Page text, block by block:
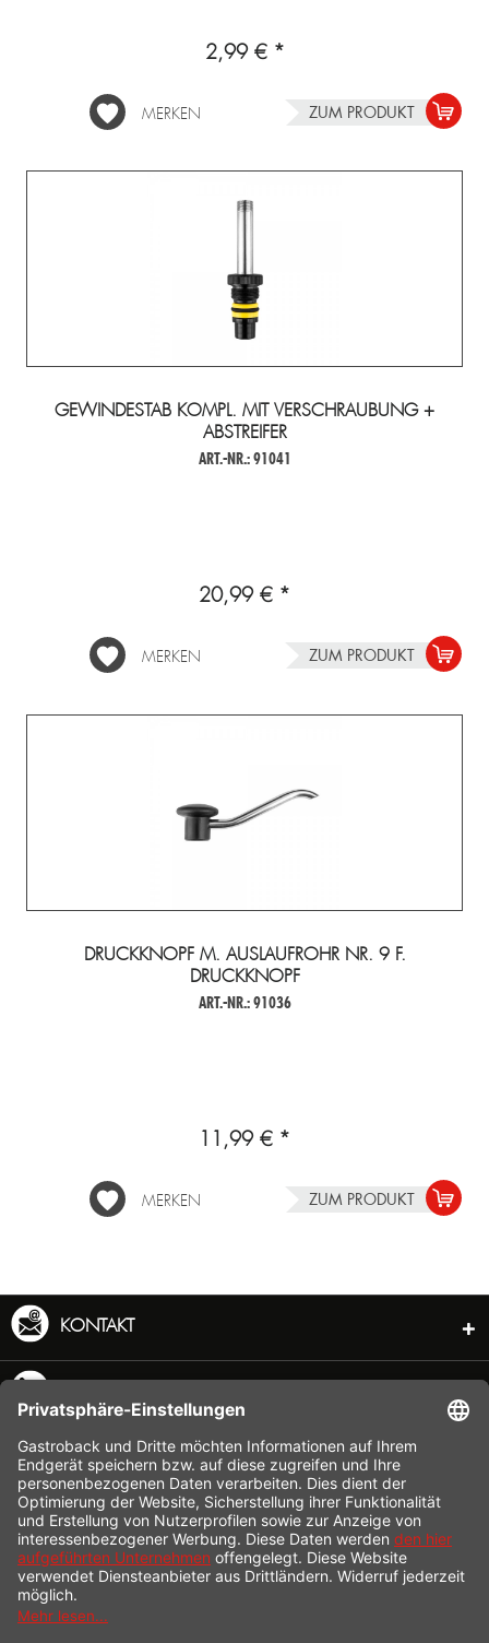
2,99 € *
MERKEN ZUM PRODUKT
GEWINDESTAB KOMPL. MIT VERSCHRAUBUNG +
ABSTREIFER
ART.-NR.: 91041
20,99 € *
MERKEN ZUM PRODUKT
DRUCKKNOPF M. AUSLAUFROHR NR. 9 F.
DRUCKKNOPF
ART.-NR.: 91036
11,99 € *
MERKEN ZUM PRODUKT
KONTAKT
INFORMATION
SHOP SERVICE
VERSAND